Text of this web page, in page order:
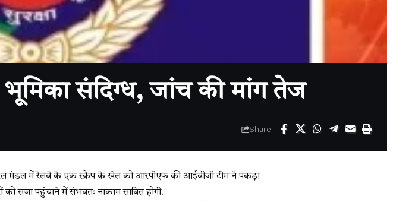
संदिग्ध, जांच की मांग तेज
Share
रेल मंडल में रेलवे के एक स्क्रैप के खेल को आरपीएफ की आईवीजी टीम ने पकड़ा
सजा पहुंचाने में संभवतः नाकाम साबित होगी.